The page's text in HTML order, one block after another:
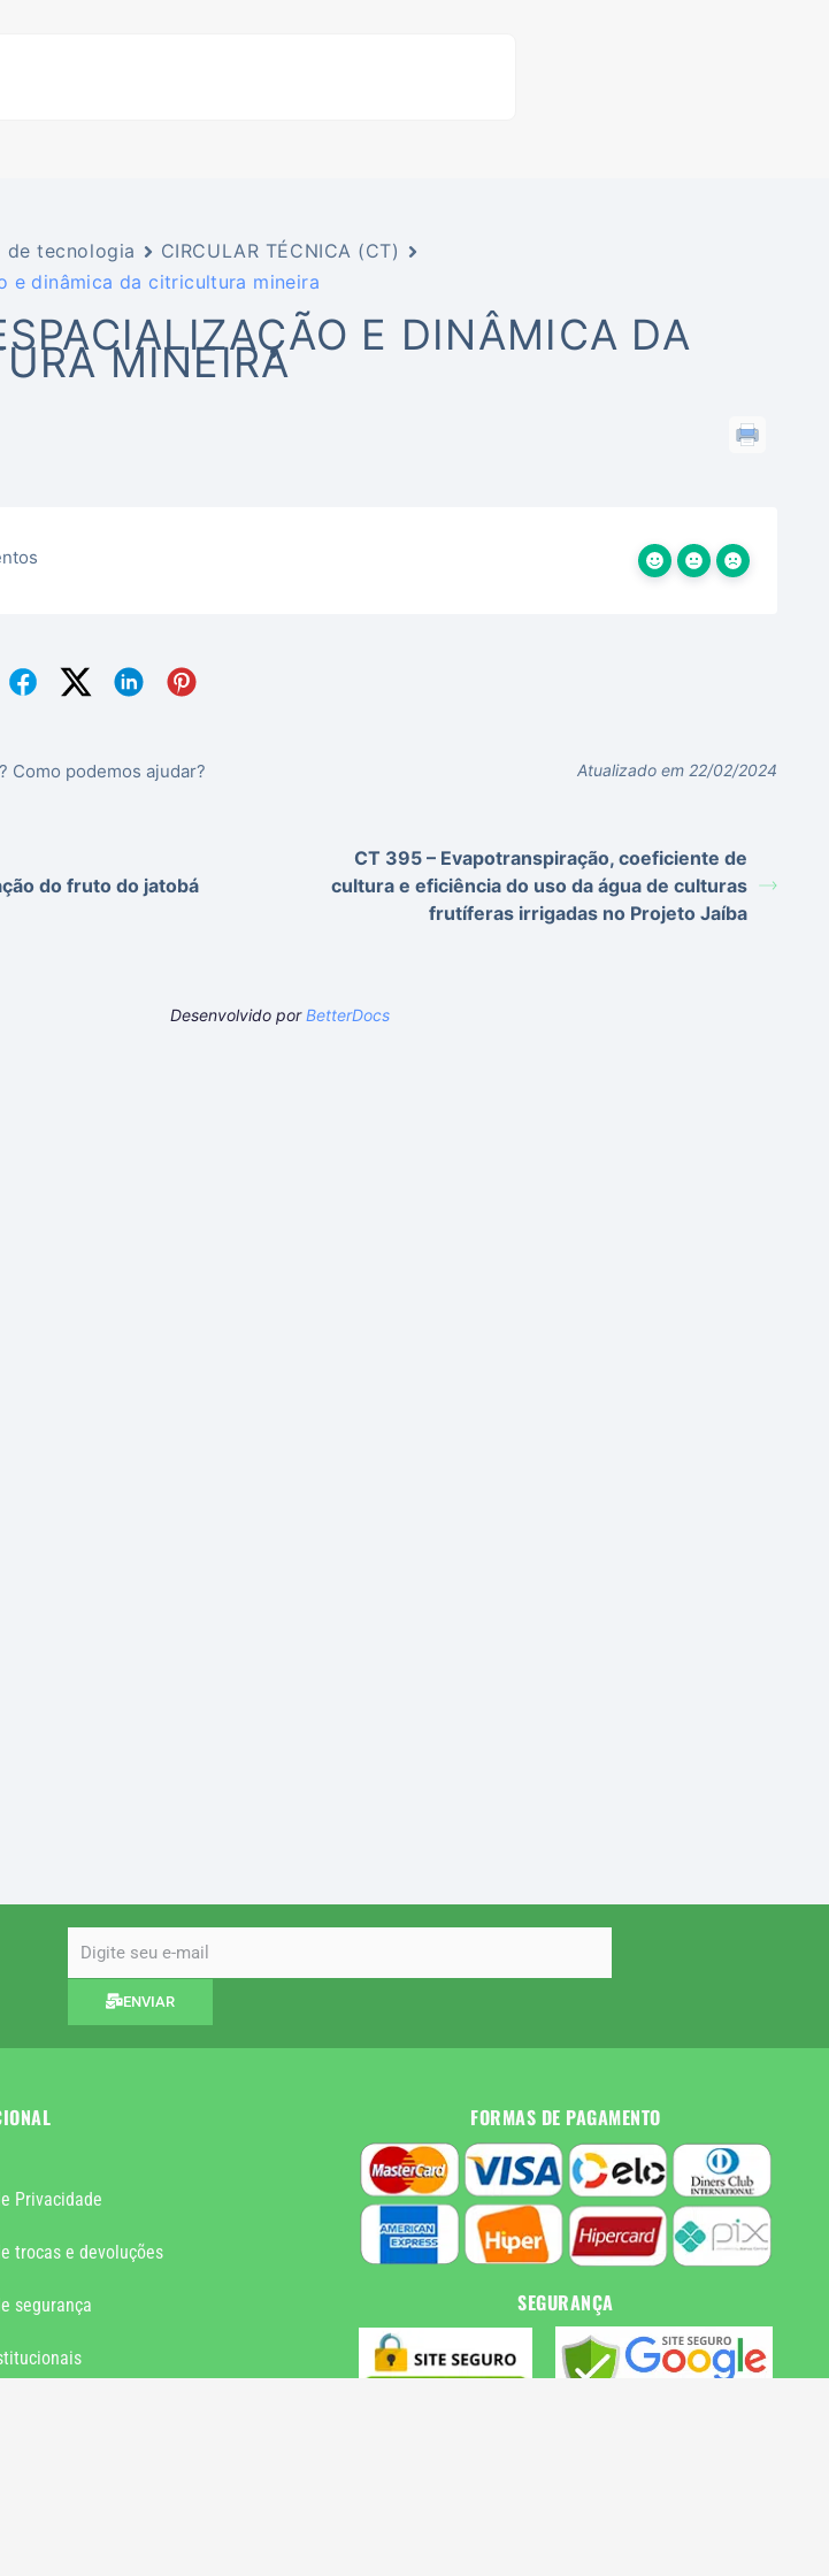
de tecnologia
CIRCULAR TÉCNICA (CT)
e dinâmica da citricultura mineira
E DINÂMICA DA
MINEIRA
Como podemos ajudar? Atualizado em 22/02/2024
do fruto do jatobá
CT 395 – Evapotranspiração, coeficiente de
cultura e eficiência do uso da água de culturas
frutíferas irrigadas no Projeto Jaíba
Desenvolvido porBetterDocs
ENVIAR
Privacidade
trocas e devoluções
segurança
FORMAS DE PAGAMENTO
SEGURANÇA